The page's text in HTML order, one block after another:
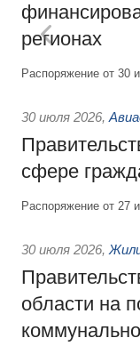
регионах
Распоряжение от 30
30 июля 2026,
сфере
Распоряжение от 27
30 июля 2026,
области на